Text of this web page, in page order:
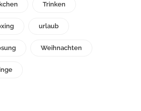
Trinken
urlaub
Weihnachten